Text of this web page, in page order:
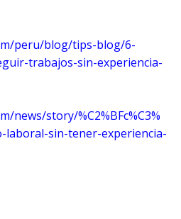
peru/blog/tips-blog/6-
trabajos-sin-experiencia-
news/story/%C2%BFc%C3%
laboral-sin-tener-experiencia-